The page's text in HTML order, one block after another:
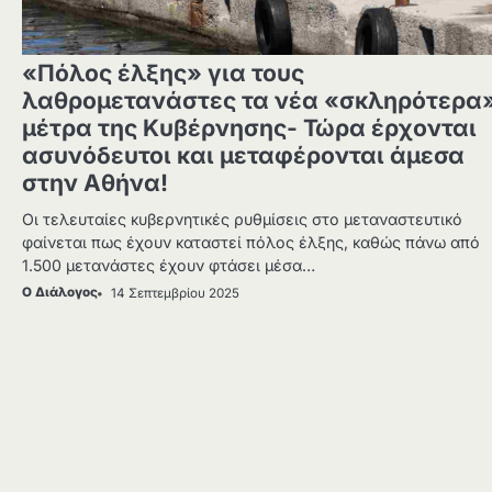
«Πόλος έλξης» για τους
λαθρομετανάστες τα νέα
μέτρα της Κυβέρνησης- Τώρα έρχονται
ασυνόδευτοι και μεταφέρονται άμεσα
στην Αθήνα!
Οι τελευταίες κυβερνητικές ρυθμίσεις στο μεταναστευτικό
φαίνεται πως έχουν καταστεί πόλος έλξης, καθώς πάνω από
1.500 μετανάστες έχουν φτάσει μέσα…
Ο Διάλογος 14 Σεπτεμβρίου 2025